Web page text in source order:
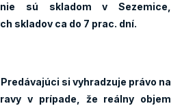
sú skladom v Sezemice,
skladov ca do 7 prac. dní.
Predávajúci si vyhradzuje právo na
v prípade, že reálny objem